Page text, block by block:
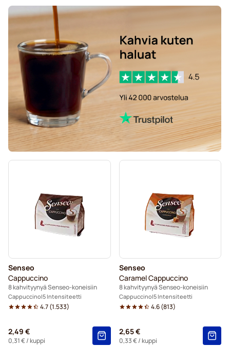
Tyynyt Senseo-koneisiin
Senseo
Cappuccino
8 kahvityynyä Senseo-koneisiin
Cappuccino 5 Intensiteetti
4.7(1.533)
2,49 €
0,31 €/ kuppi
Senseo
Caramel Cappuccino
8 kahvityynyä Senseo-koneisiin
Cappuccino 5 Intensiteetti
4.6(813)
2,65 €
0,33 €/ kuppi